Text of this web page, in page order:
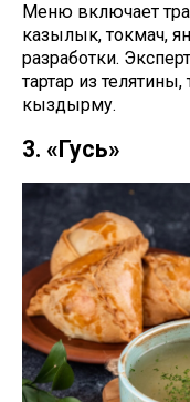
Меню включает
казылык, токмач,
разработки.
тартар из
кыздырму.
3. «Гусь»